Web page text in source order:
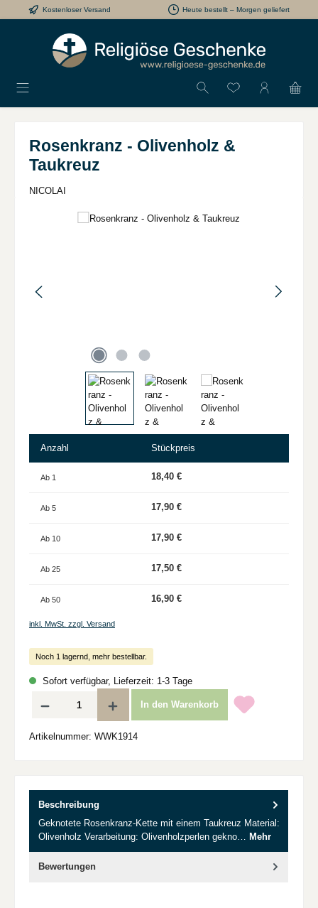
Zum Hauptinhalt springen
Kostenloser Versand Heute bestellt – Morgen geliefert
Du hast 0
Rosenkranz - Olivenholz &
Taukreuz
NICOLAI
Bildergalerie überspringen
Anzahl Stückpreis
Ab 1 18,40 €
Ab 5 17,90 €
Ab 10 17,90 €
Ab 25 17,50 €
Ab 50 16,90 €
inkl. MwSt. zzgl. Versand
Noch 1 lagernd, mehr bestellbar.
Sofort verfügbar, Lieferzeit: 1-3 Tage
Produkt Anzahl: Gib den gewünschten Wert ein oder benutze die Schaltflächen
In den Warenkorb
Artikelnummer: WWK1914
Beschreibung
Geknotete Rosenkranz-Kette mit einem Taukreuz Material:
Olivenholz Verarbeitung: Olivenholzperlen gekno… Mehr
Bewertungen